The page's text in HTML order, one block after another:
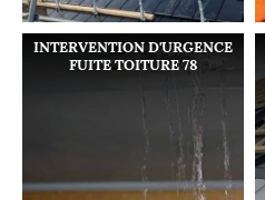
INTERVENTION D'URGENCE
FUITE TOITURE 78